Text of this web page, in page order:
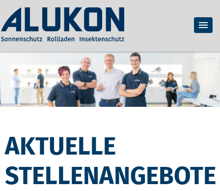
AKTUELLE
STELLENANGEBOTE